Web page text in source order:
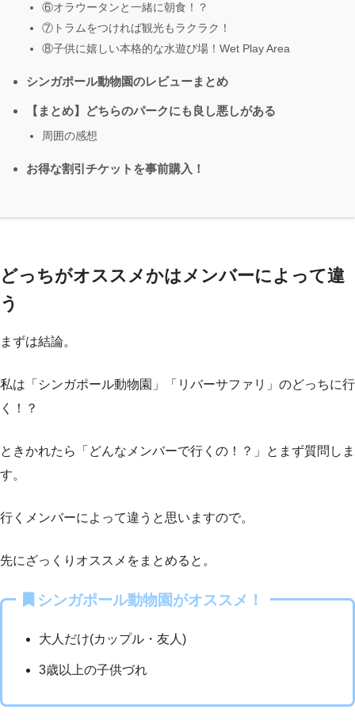
⑥オラウータンと一緒に朝食！？
⑦トラムをつければ観光もラクラク！
⑧子供に嬉しい本格的な水遊び場！Wet Play Area
シンガポール動物園のレビューまとめ
【まとめ】どちらのパークにも良し悪しがある
周囲の感想
お得な割引チケットを事前購入！
どっちがオススメかはメンバーによって違
う
まずは結論。
私は「シンガポール動物園」「リバーサファリ」のどっちに行
く！？
ときかれたら「どんなメンバーで行くの！？」とまず質問しま
す。
行くメンバーによって違うと思いますので。
先にざっくりオススメをまとめると。
シンガポール動物園がオススメ！
大人だけ(カップル・友人)
3歳以上の子供づれ